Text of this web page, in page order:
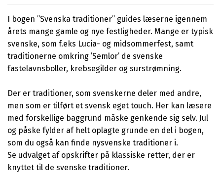
I bogen ”Svenska traditioner” guides læserne igennem
årets mange gamle og nye festligheder. Mange er typisk
svenske, som f.eks Lucia- og midsommerfest, samt
traditionerne omkring ’Semlor’ de svenske
fastelavnsboller, krebsegilder og surstrømning.
Der er tradi­tioner, som svenskerne deler med andre,
men som er tilført et svensk eget touch. Her kan læsere
med forskellige baggrund måske genkende sig selv. Jul
og påske fylder af helt oplagte grunde en del i bogen,
som du også kan finde nysvenske traditioner i.
Se udvalget af opskrifter på klassiske retter, der er
knyttet til de svenske traditioner.